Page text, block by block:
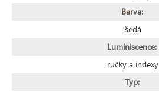
Barva:
šedá
Luminiscence:
ručky a indexy
Typ: